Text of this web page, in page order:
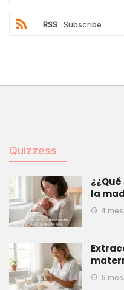
RSS Subscribe
Quizzess
la
4
5